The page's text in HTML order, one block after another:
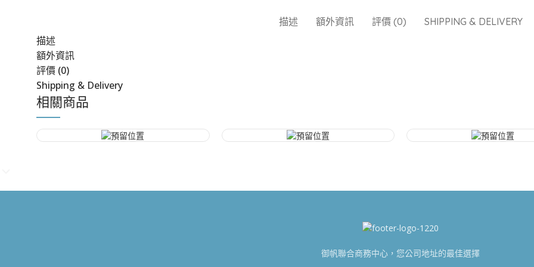
描述 額外資訊 評價 (0) SHIPPING & DELIVERY
描述
額外資訊
評價 (0)
Shipping & Delivery
相關商品
御帆聯合商務中心，您公司地址的最佳選擇